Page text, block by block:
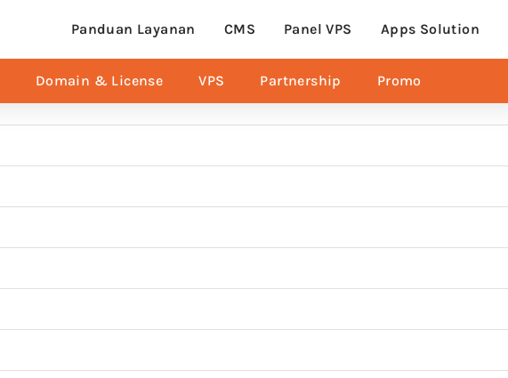
Panduan Layanan CMS Panel VPS Apps Solution
Domain & License VPS Partnership Promo